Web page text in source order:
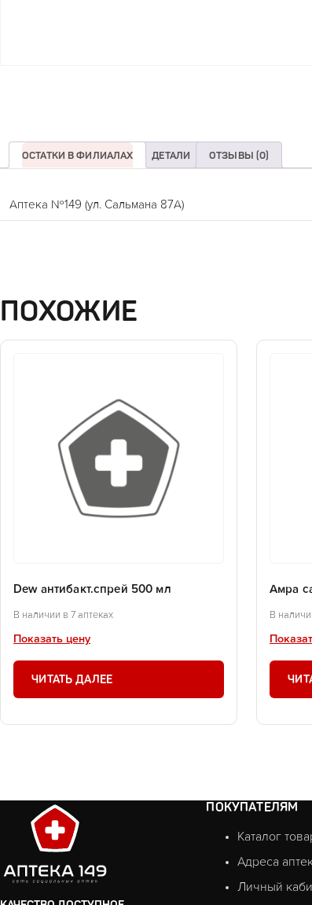
ОСТАТКИ В ФИЛИАЛАХ ДЕТАЛИ ОТЗЫВЫ (0)
Аптека №149 (ул. Сальмана 87А)
ПОХОЖИЕ
Dew антибакт.спрей 500 мл
В наличии в 7 аптеках
Показать цену
ЧИТАТЬ ДАЛЕЕ
Амра
В
ПОКУПАТЕЛЯМ
Каталог
Адреса
Личный